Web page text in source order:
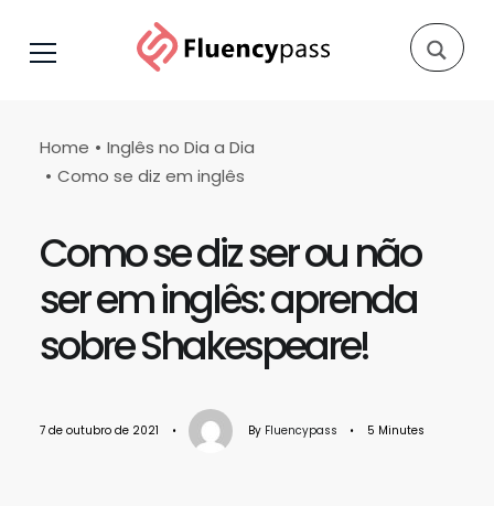
Home
Inglês no Dia a Dia
Como se diz em inglês
Como se diz ser ou não
ser em inglês: aprenda
sobre Shakespeare!
7 de outubro de 2021 • By Fluencypass • 5 Minutes